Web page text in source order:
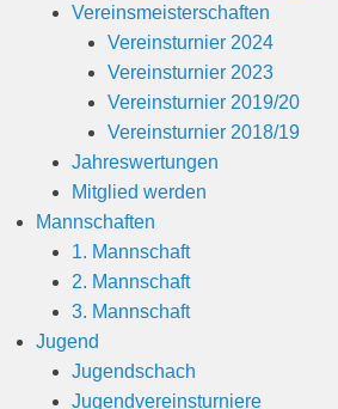
Vereinsmeisterschaften
Vereinsturnier 2024
Vereinsturnier 2023
Vereinsturnier 2019/20
Vereinsturnier 2018/19
Jahreswertungen
Mitglied werden
Mannschaften
1. Mannschaft
2. Mannschaft
3. Mannschaft
Jugend
Jugendschach
Jugendvereinsturniere